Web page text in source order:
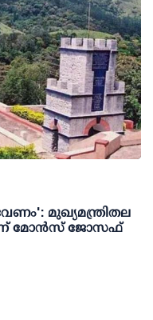
മുഖ്യമന്ത്രിതല
മോന്‍സ് ജോസഫ്